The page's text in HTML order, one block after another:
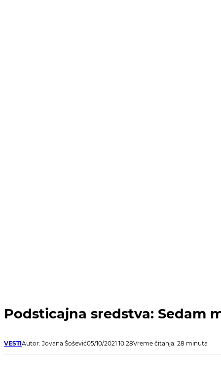
Podsticajna sredstva: Sedam
VESTIAutor: Jovana Šošević05/10/2021 10:28Vreme čitanja: 28 minuta